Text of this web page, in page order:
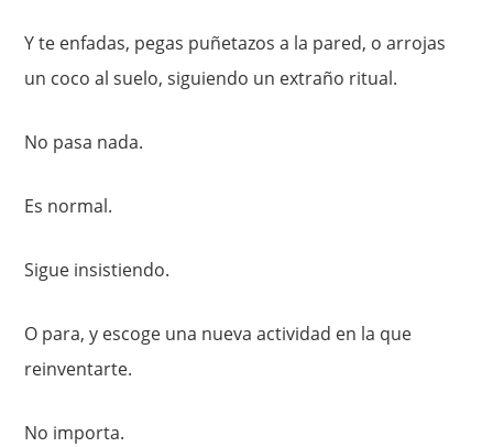
Y te enfadas, pegas puñetazos a la pared, o arrojas
un coco al suelo, siguiendo un extraño ritual.
No pasa nada.
Es normal.
Sigue insistiendo.
O para, y escoge una nueva actividad en la que
reinventarte.
No importa.